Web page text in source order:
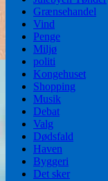
Grænsehandel
Vind
Penge
Miljø
politi
Kongehuset
Shopping
Musik
Debat
Valg
Dødsfald
Haven
Byggeri
Det sker